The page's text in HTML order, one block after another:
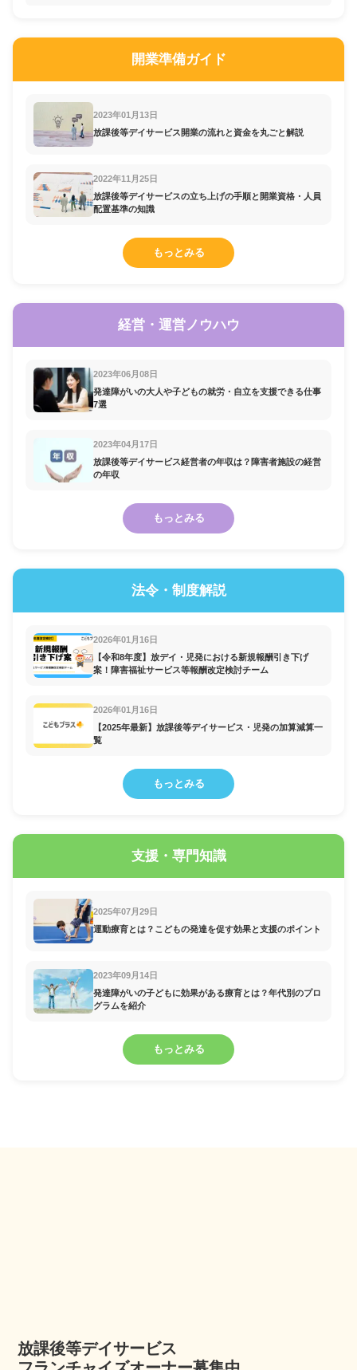
開業準備ガイド
2023年01月13日
放課後等デイサービス開業の流れと資金を丸ごと解説
2022年11月25日
放課後等デイサービスの立ち上げの手順と開業資格・人員
配置基準の知識
もっとみる
経営・運営ノウハウ
2023年06月08日
発達障がいの大人や子どもの就労・自立を支援できる仕事
7選
2023年04月17日
放課後等デイサービス経営者の年収は？障害者施設の経営
の年収
もっとみる
法令・制度解説
2026年01月16日
【令和8年度】放デイ・児発における新規報酬引き下げ
案！障害福祉サービス等報酬改定検討チーム
2026年01月16日
【2025年最新】放課後等デイサービス・児発の加算減算一
覧
もっとみる
支援・専門知識
2025年07月29日
運動療育とは？こどもの発達を促す効果と支援のポイント
2023年09月14日
発達障がいの子どもに効果がある療育とは？年代別のプロ
グラムを紹介
もっとみる
放課後等デイサービス